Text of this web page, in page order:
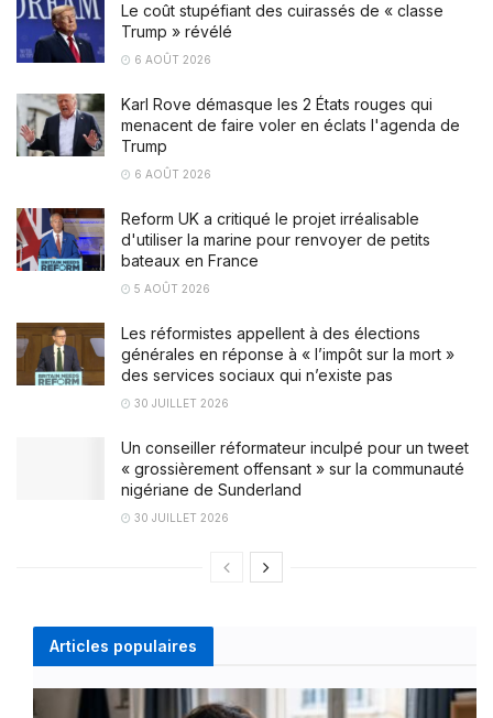
Le coût stupéfiant des cuirassés de « classe
Trump » révélé
6 AOÛT 2026
Karl Rove démasque les 2 États rouges qui
menacent de faire voler en éclats l'agenda de
Trump
6 AOÛT 2026
Reform UK a critiqué le projet irréalisable
d'utiliser la marine pour renvoyer de petits
bateaux en France
5 AOÛT 2026
Les réformistes appellent à des élections
générales en réponse à « l’impôt sur la mort »
des services sociaux qui n’existe pas
30 JUILLET 2026
Un conseiller réformateur inculpé pour un tweet
« grossièrement offensant » sur la communauté
nigériane de Sunderland
30 JUILLET 2026
Articles populaires